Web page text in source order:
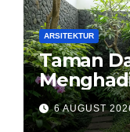
ARSITEKTUR
Taman
dan Alam
6 AUGUST